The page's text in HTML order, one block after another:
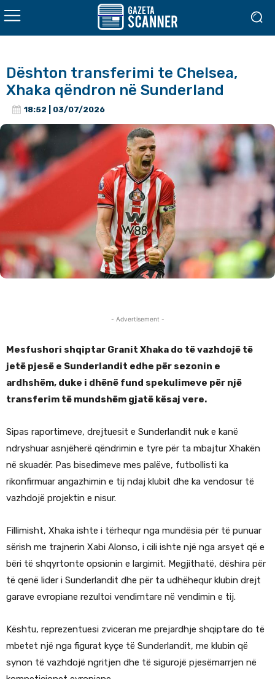
Dështon transferimi te Chelsea,
Xhaka qëndron në Sunderland
18:52 | 03/07/2026
- Advertisement -
Mesfushori shqiptar Granit Xhaka do të vazhdojë të
jetë pjesë e Sunderlandit edhe për sezonin e
ardhshëm, duke i dhënë fund spekulimeve për një
transferim të mundshëm gjatë kësaj vere.
Sipas raportimeve, drejtuesit e Sunderlandit nuk e kanë
ndryshuar asnjëherë qëndrimin e tyre për ta mbajtur Xhakën
në skuadër. Pas bisedimeve mes palëve, futbollisti ka
rikonfirmuar angazhimin e tij ndaj klubit dhe ka vendosur të
vazhdojë projektin e nisur.
Fillimisht, Xhaka ishte i tërhequr nga mundësia për të punuar
sërish me trajnerin Xabi Alonso, i cili ishte një nga arsyet që e
bëri të shqyrtonte opsionin e largimit. Megjithatë, dëshira për
të qenë lider i Sunderlandit dhe për ta udhëhequr klubin drejt
garave evropiane rezultoi vendimtare në vendimin e tij.
Kështu, reprezentuesi zviceran me prejardhje shqiptare do të
mbetet një nga figurat kyçe të Sunderlandit, me klubin që
synon të vazhdojë ngritjen dhe të sigurojë pjesëmarrjen në